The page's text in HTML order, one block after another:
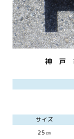
神 戸
サイズ
25㎝